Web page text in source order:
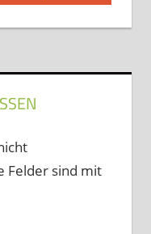
Felder sind mit